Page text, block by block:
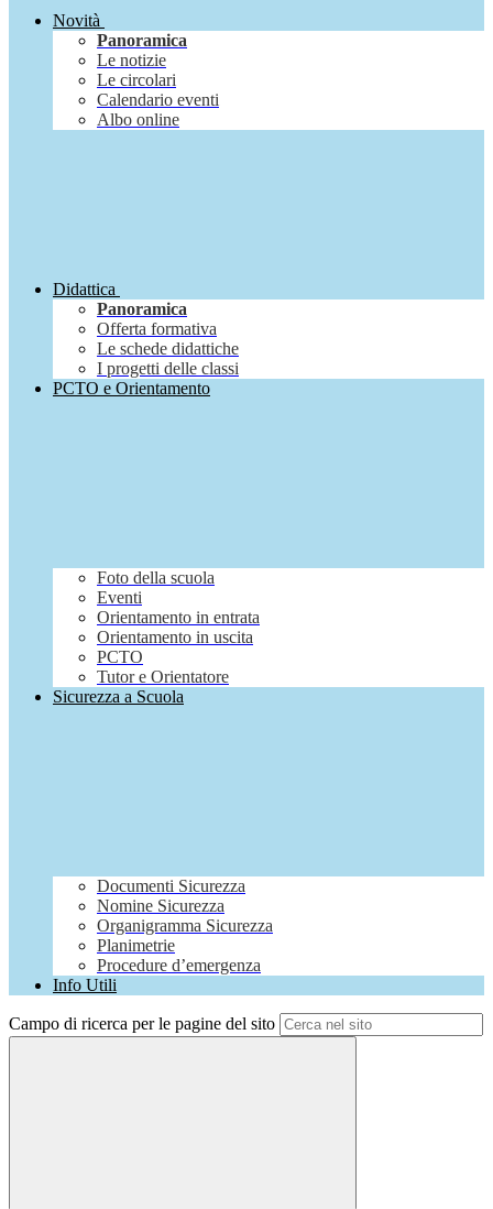
Novità
Panoramica
Le notizie
Le circolari
Calendario eventi
Albo online
Didattica
Panoramica
Offerta formativa
Le schede didattiche
I progetti delle classi
PCTO e Orientamento
Foto della scuola
Eventi
Orientamento in entrata
Orientamento in uscita
PCTO
Tutor e Orientatore
Sicurezza a Scuola
Documenti Sicurezza
Nomine Sicurezza
Organigramma Sicurezza
Planimetrie
Procedure d’emergenza
Info Utili
Campo di ricerca per le pagine del sito